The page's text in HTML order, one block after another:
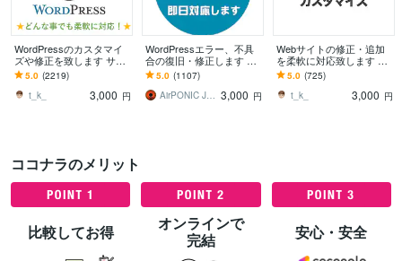
WordPressのカスタマイ
ズや修正を致します サイ
トのカスタマイズ・レイ
アウト変更致します
5.0 (2219)
t_k_
3,000 円
WordPressエラー、不具
合の復旧・修正します ワ
ードプレスログイン、マ
ルウェア、サイトエラー
改善を即日対応
5.0 (1107)
AirPONIC JOHN（ジョン） 3,000 円
Webサイトの修正・追加
を柔軟に対応致します 静
的サイトや外部プラット
フォームなどの修正をお
手伝いします。
5.0 (725)
t_k_
3,000 円
ココナラのメリット
比較してお得
オンラインで
完結
安心・安全